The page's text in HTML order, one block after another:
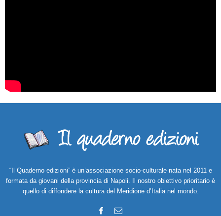
“Il Quaderno edizioni” è un’associazione socio-culturale nata nel 2011 e
formata da giovani della provincia di Napoli. Il nostro obiettivo prioritario è
quello di diffondere la cultura del Meridione d’Italia nel mondo.